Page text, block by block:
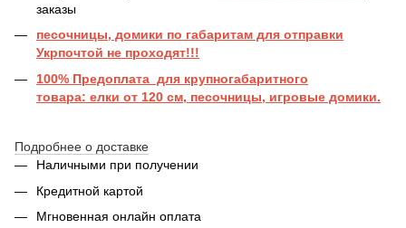
заказы
песочницы, домики по габаритам для отправки
Укрпочтой не проходят!!!
100% Предоплата для крупногабаритного
товара: елки от 120 см, песочницы, игровые домики.
Подробнее о доставке
Наличными при получении
Кредитной картой
Мгновенная онлайн оплата